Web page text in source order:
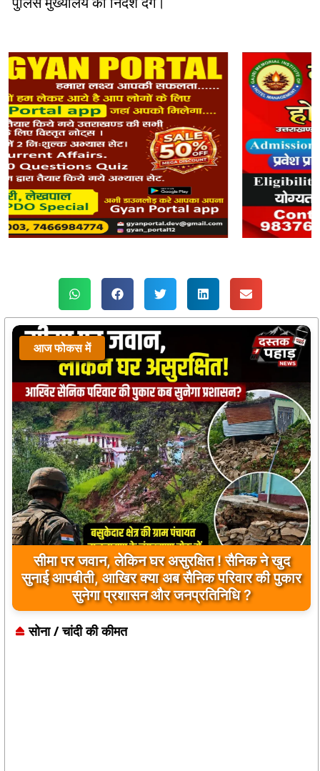
आज फोकस में
सीमा पर जवान, लेकिन घर असुरक्षित ! सैनिक ने खुद
सुनाई आपबीती, आखिर क्या अब सैनिक परिवार की पुकार
सुनेगा प्रशासन और जनप्रतिनिधि ?
सोना / चांदी की कीमत